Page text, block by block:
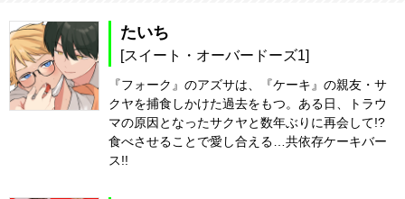
たいち
[スイート・オーバードーズ1]
『フォーク』のアズサは、『ケーキ』の親友・サ
クヤを捕食しかけた過去をもつ。ある日、トラウ
マの原因となったサクヤと数年ぶりに再会して!?
食べさせることで愛し合える…共依存ケーキバー
ス!!